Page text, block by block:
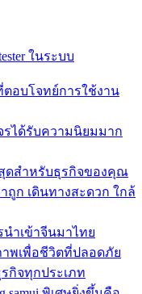
ในระบบ
ตอบโจทย์การใช้งาน
รได้รับความนิยมมาก
ดสำหรับธุรกิจของคุณ
ถูก เดินทางสะดวก ใกล้
ำเข้าจีนมาไทย
พเพื่อชีวิตที่ปลอดภัย
กิจทุกประเภท